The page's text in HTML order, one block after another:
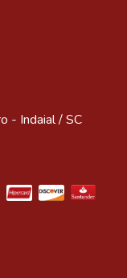
- Indaial / SC